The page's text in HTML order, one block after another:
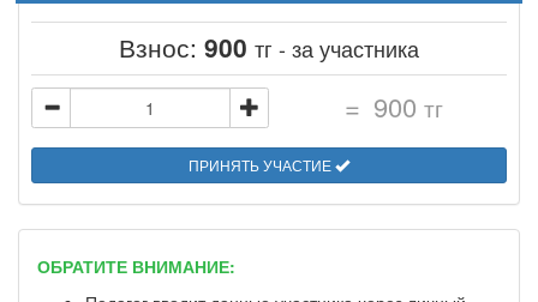
Взнос: 900 тг - за участника
= 900 тг
ПРИНЯТЬ УЧАСТИЕ
ОБРАТИТЕ ВНИМАНИЕ: